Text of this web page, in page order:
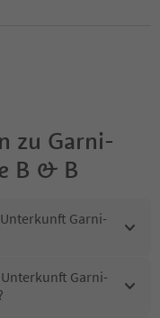
zu Garni-
B & B
Garni-
Garni-